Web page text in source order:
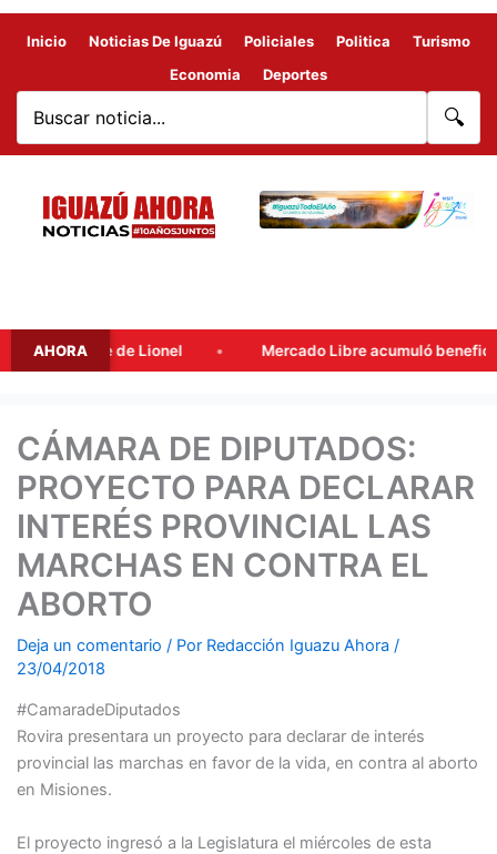
Inicio Noticias De Iguazú Policiales Politica
Turismo
Economia
Deportes
🔍
AHORA
padre de Lionel Mercado Libre acumuló beneficios
CÁMARA DE DIPUTADOS:
PROYECTO PARA DECLARAR
INTERÉS PROVINCIAL LAS
MARCHAS EN CONTRA EL
ABORTO
Deja un comentario / Por Redacción Iguazu Ahora /
23/04/2018
#CamaradeDiputados
Rovira presentara un proyecto para declarar de interés
provincial las marchas en favor de la vida, en contra al aborto
en Misiones.
El proyecto ingresó a la Legislatura el miércoles de esta